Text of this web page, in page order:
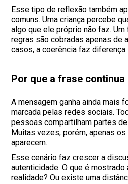
Esse tipo de reflexão também
comuns. Uma criança percebe
algo que ele próprio não faz.
regras são cobradas apenas de
casos, a coerência faz diferença.
Por que a frase continua
A mensagem ganha ainda mais
marcada pelas redes sociais.
pessoas compartilham partes
Muitas vezes, porém, apenas
aparecem.
Esse cenário faz crescer a
autenticidade. O que é
realidade? Ou existe uma